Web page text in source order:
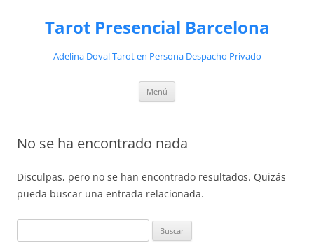
contenidoTarot Presencial Barcelona
Adelina Doval Tarot en Persona Despacho Privado
Menú
No se ha encontrado nada
Disculpas, pero no se han encontrado resultados. Quizás
pueda buscar una entrada relacionada.